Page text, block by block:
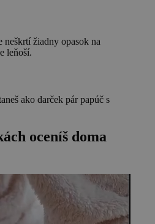
neškrtí žiadny opasok na
leňoší.
ako darček pár papúč s
oceníš doma